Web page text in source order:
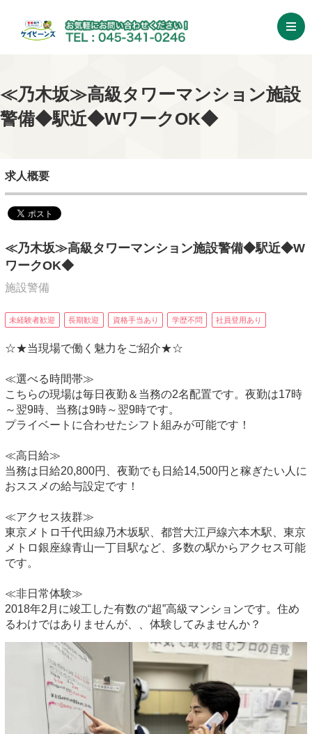
≪乃木坂≫高級タワーマンション施設
警備◆駅近◆WワークOK◆
求人概要
≪乃木坂≫高級タワーマンション施設警備◆駅近◆W
ワークOK◆
施設警備
未経験者歓迎 長期歓迎 資格手当あり 学歴不問 社員登用あり
☆★当現場で働く魅力をご紹介★☆
≪選べる時間帯≫
こちらの現場は毎日夜勤＆当務の2名配置です。夜勤は17時
～翌9時、当務は9時～翌9時です。
プライベートに合わせたシフト組みが可能です！
≪高日給≫
当務は日給20,800円、夜勤でも日給14,500円と稼ぎたい人に
おススメの給与設定です！
≪アクセス抜群≫
東京メトロ千代田線乃木坂駅、都営大江戸線六本木駅、東京
メトロ銀座線青山一丁目駅など、多数の駅からアクセス可能
です。
≪非日常体験≫
2018年2月に竣工した有数の“超”高級マンションです。住め
るわけではありませんが、、体験してみませんか？